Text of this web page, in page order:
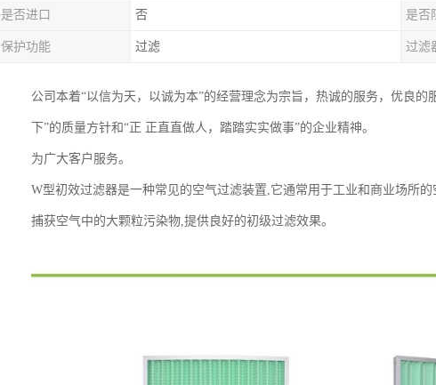
是否进口 否 是否
保护功能 过滤 过滤
公司本着“以信为天，以诚为本”的经营理念为宗旨，热诚的服务，优良
下”的质量方针和“正 正直直做人，踏踏实实做事”的企业精神。
为广大客户服务。
W型初效过滤器是一种常见的空气过滤装置,它通常用于工业和商业场所
捕获空气中的大颗粒污染物,提供良好的初级过滤效果。